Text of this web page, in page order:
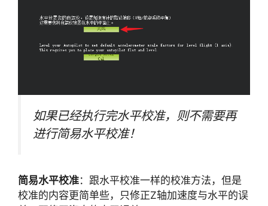
如果已经执行完水平校准，则不需要再
进行简易水平校准！
简易水平校准：跟水平校准一样的校准方法，但是
校准的内容更简单些，只修正Z轴加速度与水平的误